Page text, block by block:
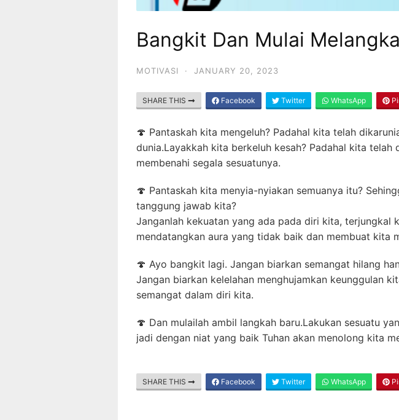
Bangkit Dan Mulai
MOTIVASI · JANUARY 20, 2023
SHARE THIS Facebook Twitter WhatsApp
🍄 Pantaskah kita mengeluh? Padahal kita telah
dunia.Layakkah kita berkeluh kesah? Padahal kita
membenahi segala sesuatunya.
🍄 Pantaskah kita menyia-nyiakan semuanya itu?
tanggung jawab kita?
Janganlah kekuatan yang ada pada diri kita, terjungkal
mendatangkan aura yang tidak baik dan membuat kita
🍄 Ayo bangkit lagi. Jangan biarkan semangat hilang
Jangan biarkan kelelahan menghujamkan keunggulan
semangat dalam diri kita.
🍄 Dan mulailah ambil langkah baru.Lakukan sesuatu
jadi dengan niat yang baik Tuhan akan menolong kita
SHARE THIS Facebook Twitter WhatsApp